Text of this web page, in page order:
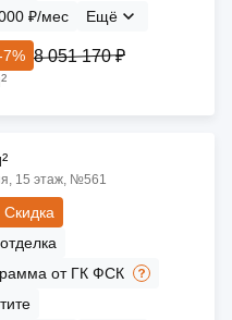
₽/мес
Ещё
7% 8 051 170 ₽
15 этаж, №561
Скидка
от ГК ФСК